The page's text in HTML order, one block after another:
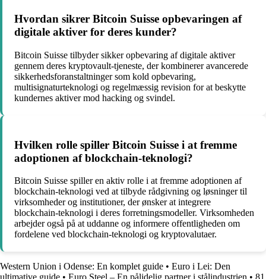
Hvordan sikrer Bitcoin Suisse opbevaringen af
digitale aktiver for deres kunder?
Bitcoin Suisse tilbyder sikker opbevaring af digitale aktiver
gennem deres kryptovault-tjeneste, der kombinerer avancerede
sikkerhedsforanstaltninger som kold opbevaring,
multisignaturteknologi og regelmæssig revision for at beskytte
kundernes aktiver mod hacking og svindel.
Hvilken rolle spiller Bitcoin Suisse i at fremme
adoptionen af blockchain-teknologi?
Bitcoin Suisse spiller en aktiv rolle i at fremme adoptionen af
blockchain-teknologi ved at tilbyde rådgivning og løsninger til
virksomheder og institutioner, der ønsker at integrere
blockchain-teknologi i deres forretningsmodeller. Virksomheden
arbejder også på at uddanne og informere offentligheden om
fordelene ved blockchain-teknologi og kryptovalutaer.
Western Union i Odense: En komplet guide • Euro i Lei: Den